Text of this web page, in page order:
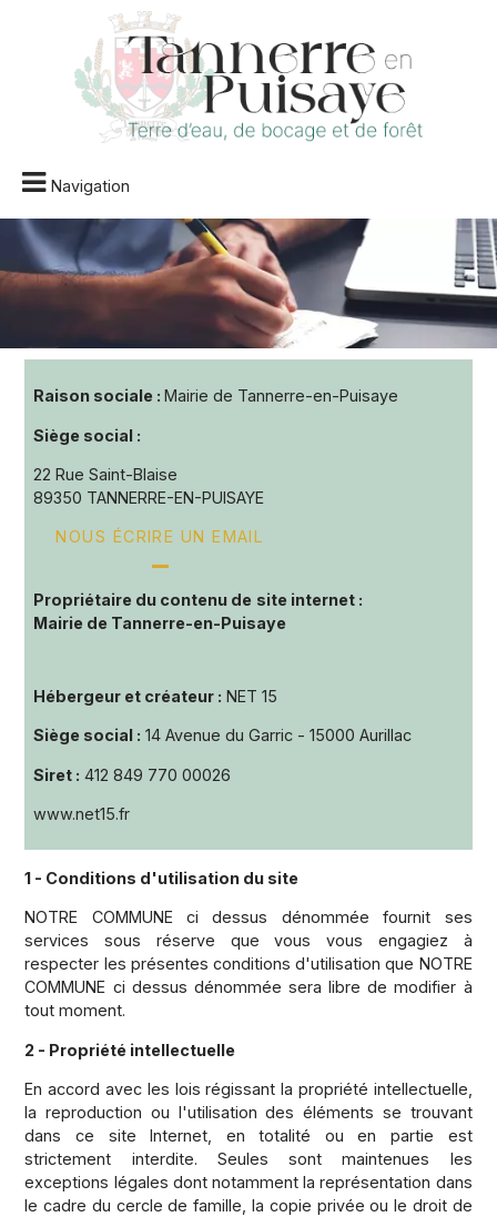
Navigation
Raison sociale :Mairie de Tannerre-en-Puisaye
Siège social :
22 Rue Saint-Blaise
89350 TANNERRE-EN-PUISAYE
NOUS ÉCRIRE UN EMAIL
Propriétaire du contenu de site internet :
Mairie de Tannerre-en-Puisaye
Hébergeur et créateur : NET 15
Siège social : 14 Avenue du Garric - 15000 Aurillac
Siret : 412 849 770 00026
www.net15.fr
1 - Conditions d'utilisation du site
NOTRE COMMUNE ci dessus dénommée fournit ses
services sous réserve que vous vous engagiez à
respecter les présentes conditions d'utilisation que NOTRE
COMMUNE ci dessus dénommée sera libre de modifier à
tout moment.
2 - Propriété intellectuelle
En accord avec les lois régissant la propriété intellectuelle,
la reproduction ou l'utilisation des éléments se trouvant
dans ce site Internet, en totalité ou en partie est
strictement interdite. Seules sont maintenues les
exceptions légales dont notamment la représentation dans
le cadre du cercle de famille, la copie privée ou le droit de